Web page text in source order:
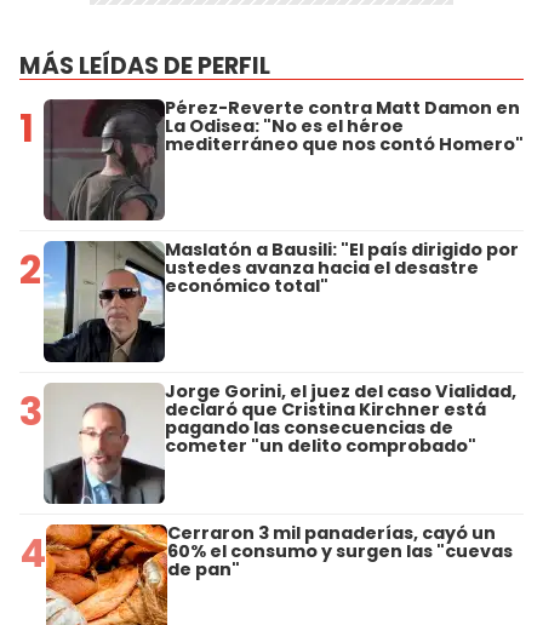
MÁS LEÍDAS DE PERFIL
1 Pérez-Reverte contra Matt Damon en
La Odisea: "No es el héroe
mediterráneo que nos contó Homero"
2 Maslatón a Bausili: "El país dirigido por
ustedes avanza hacia el desastre
económico total"
3 Jorge Gorini, el juez del caso Vialidad,
declaró que Cristina Kirchner está
pagando las consecuencias de
cometer "un delito comprobado"
4 Cerraron 3 mil panaderías, cayó un
60% el consumo y surgen las "cuevas
de pan"